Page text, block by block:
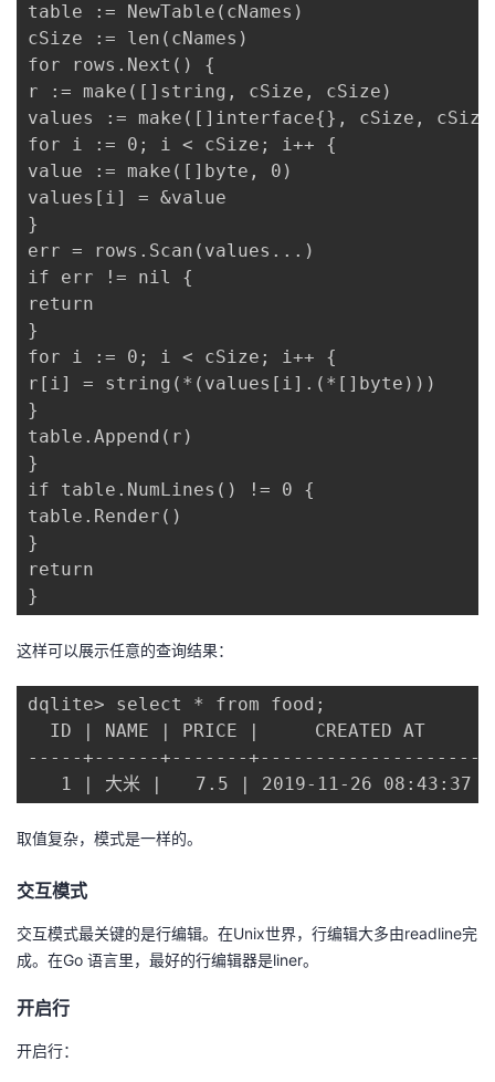
table := NewTable(cNames)
cSize := len(cNames)
for rows.Next() {
r := make([]string, cSize, cSize)
values := make([]interface{}, cSize,
for i := 0; i < cSize; i++ {
value := make([]byte, 0)
values[i] = &value
}
err = rows.Scan(values...)
if err != nil {
return
}
for i := 0; i < cSize; i++ {
r[i] = string(*(values[i].(*[]byte)))
}
table.Append(r)
}
if table.NumLines() != 0 {
table.Render()
}
return
}
这样可以展示任意的查询结果：
dqlite> select * from food;
ID | NAME | PRICE |     CREATED AT
-----+------+-------
1 | 大米 |   7.5 | 2019-11-26 08:43:37
取值复杂，模式是一样的。
交互模式
交互模式最关键的是行编辑。在Unix世界，行编辑大多由readline完
成。在Go 语言里，最好的行编辑器是liner。
开启行
开启行：